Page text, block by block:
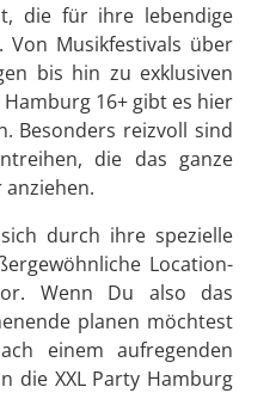
die für ihre lebendige
Von Musikfestivals über
bis hin zu exklusiven
Hamburg 16+ gibt es hier
Besonders reizvoll sind
die das ganze
anziehen.
durch ihre spezielle
Location-
Wenn Du also das
planen möchtest
einem aufregenden
die XXL Party Hamburg